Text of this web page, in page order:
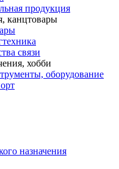
продукция
канцтовары
связи
хобби
оборудование
назначения